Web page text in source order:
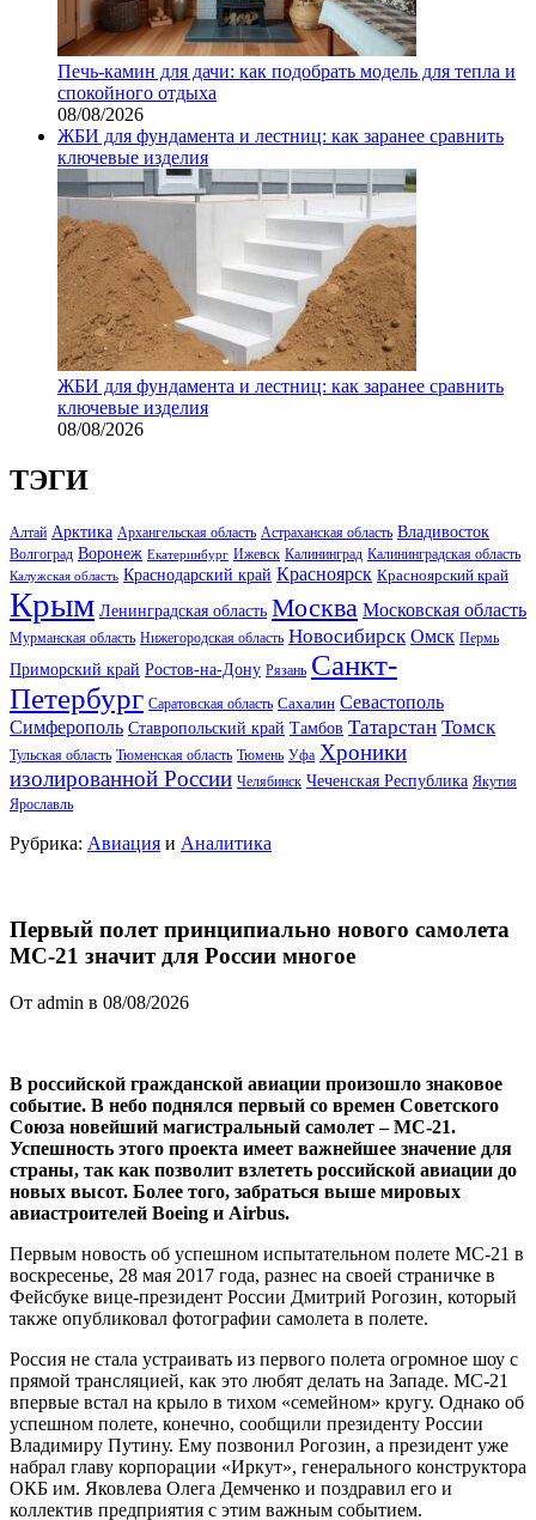
Печь-камин для дачи: как подобрать модель для тепла и
спокойного отдыха
08/08/2026
ЖБИ для фундамента и лестниц: как заранее сравнить
ключевые изделия
ЖБИ для фундамента и лестниц: как заранее сравнить
ключевые изделия
08/08/2026
ТЭГИ
Алтай Арктика Архангельская область Астраханская область Владивосток
Волгоград Воронеж Екатеринбург Ижевск Калининград Калининградская область
Калужская область Краснодарский край Красноярск Красноярский край
Крым Ленинградская область Москва Московская область
Мурманская область Нижегородская область Новосибирск Омск Пермь
Приморский край Ростов-на-Дону Рязань Санкт-
Петербург Саратовская область Сахалин Севастополь
Симферополь Ставропольский край Тамбов Татарстан Томск
Тульская область Тюменская область Тюмень Уфа Хроники
изолированной России Челябинск Чеченская Республика Якутия
Ярославль
Рубрика: Авиация и Аналитика
Первый полет принципиально нового самолета
МС-21 значит для России многое
От admin в 08/08/2026
В российской гражданской авиации произошло знаковое
событие. В небо поднялся первый со времен Советского
Союза новейший магистральный самолет – МС-21.
Успешность этого проекта имеет важнейшее значение для
страны, так как позволит взлететь российской авиации до
новых высот. Более того, забраться выше мировых
авиастроителей Boeing и Airbus.
Первым новость об успешном испытательном полете МС-21 в
воскресенье, 28 мая 2017 года, разнес на своей страничке в
Фейсбуке вице-президент России Дмитрий Рогозин, который
также опубликовал фотографии самолета в полете.
Россия не стала устраивать из первого полета огромное шоу с
прямой трансляцией, как это любят делать на Западе. МС-21
впервые встал на крыло в тихом «семейном» кругу. Однако об
успешном полете, конечно, сообщили президенту России
Владимиру Путину. Ему позвонил Рогозин, а президент уже
набрал главу корпорации «Иркут», генерального конструктора
ОКБ им. Яковлева Олега Демченко и поздравил его и
коллектив предприятия с этим важным событием.